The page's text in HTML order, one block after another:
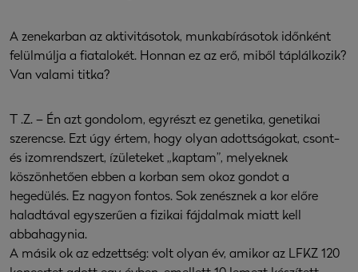
A zenekarban az aktivitásotok, munkabírásotok időnként
felülmúlja a fiatalokét. Honnan ez az erő, miből táplálkozik?
Van valami titka?
T .Z. – Én azt gondolom, egyrészt ez genetika, genetikai
szerencse. Ezt úgy értem, hogy olyan adottságokat, csont-
és izomrendszert, ízületeket „kaptam”, melyeknek
köszönhetően ebben a korban sem okoz gondot a
hegedülés. Ez nagyon fontos. Sok zenésznek a kor előre
haladtával egyszerűen a fizikai fájdalmak miatt kell
abbahagynia.
A másik ok az edzettség: volt olyan év, amikor az LFKZ 120